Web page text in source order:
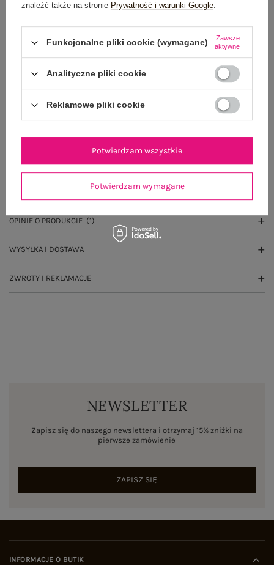
Do darmowej dostawy brakuje 200,00 zł
100 dni na zwrot
OPIS PRODUKTU
OPINIE O PRODUKCIE (1)
WYSYŁKA I DOSTAWA
ZWROTY I REKLAMACJE
NEWSLETTER
Zapisz się do naszego newslettera i otrzymaj 15% zniżki na
pierwsze zamówienie
ZAPISZ SIĘ
INFORMACJE O BUTIK
znaleźć także na stronie Prywatność i warunki Google.
Funkcjonalne pliki cookie (wymagane)
Zawsze
aktywne
Analityczne pliki cookie
Reklamowe pliki cookie
Potwierdzam wymagane
Potwierdzam wszystkie